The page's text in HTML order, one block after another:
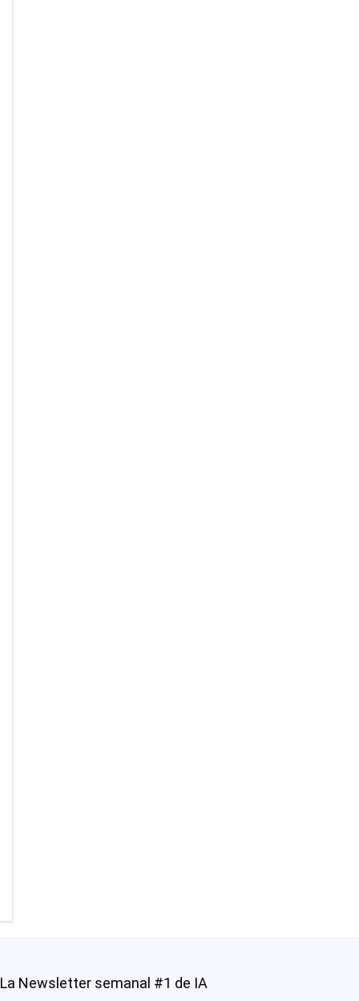
La Newsletter semanal #1 de IA